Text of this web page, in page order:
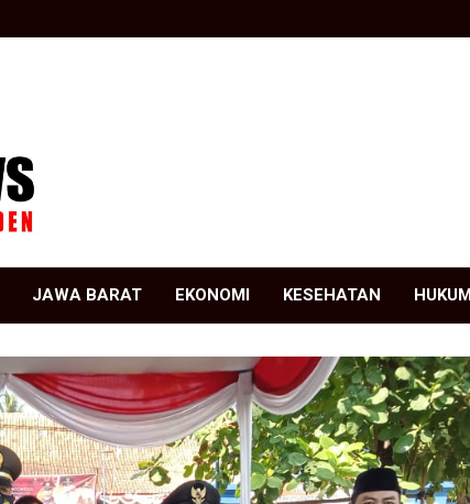
JAWA BARAT EKONOMI KESEHATAN HUKUM